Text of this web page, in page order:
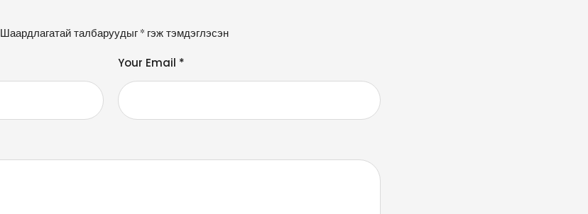
Шаардлагатай талбаруудыг * гэж тэмдэглэсэн
Your Email *